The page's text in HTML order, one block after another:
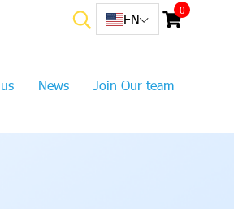
EN
0
News Join Our team